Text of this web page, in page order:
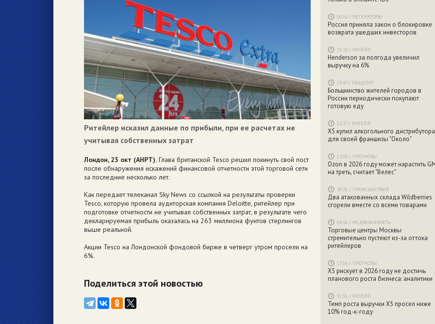
Ритейлер исказил данные по прибыли, при ее расчетах не
учитывая собственных затрат
Лондон, 23 окт (АНРТ). Глава британской Tesco решил покинуть свой пост
после обнаружения искажений финансовой отчетности этой торговой сети
за последние несколько лет.
Как передает телеканал Sky News со ссылкой на результаты проверки
Tesco, которую провела аудиторская компания Deloitte, ритейлер при
подготовке отчетности не учитывал собственных затрат, в результате чего
декларируемая прибыль оказалась на 263 миллиона фунтов стерлингов
выше реальной.
Акции Tesco на Лондонской фондовой бирже в четверг утром просели на
6%.
Поделиться этой новостью
03:16 / РЕГУЛЯТОРЫ
Россия приняла закон о блокировке
возврата ушедших инвесторов
15:28 / РИТЕЙЛ
Henderson за полгода увеличил
выручку на 6%
13:47/ ОБЩЕПИТ
Большинство жителей городов в
России периодически покупают
готовую еду
12:27/ РИТЕЙЛ
X5 купил алкогольного дистрибутора
для своей франшизы "Около"
12:03 / ПРОГНОЗЫ
Ozon в 2026 году может нарастить
на треть, считает "Велес"
20:31 / ПРОИСШЕСТВИЯ
Два атакованных склада Wildberries
сгорели вместе со всеми товарами
08:56 / НЕДВИЖИМОСТЬ
Торговые центры Москвы
стремительно пустеют из-за оттока
ритейлеров
17:16 / ПРОГНОЗЫ
X5 рискует в 2026 году не достичь
планового роста бизнеса: аналитики
11:51 / РИТЕЙЛ
Темп роста выручки X5 просел ниже
10% год-к-году